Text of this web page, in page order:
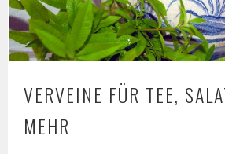
VERVEINE FÜR TEE,
MEHR